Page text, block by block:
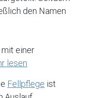
den Namen
einer
lesen
Fellpflege ist